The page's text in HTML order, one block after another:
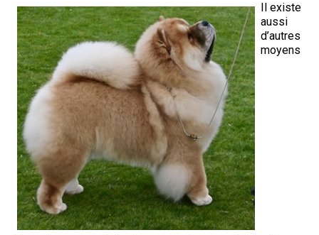
Il existe
aussi
d’autres
moyens